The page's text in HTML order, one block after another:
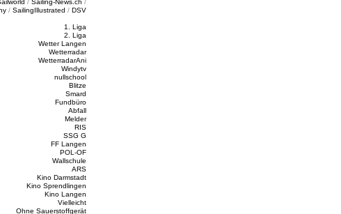
/ Sailing-News.ch /
/ SailingIllustrated / DSV
1. Liga
2. Liga
Wetter Langen
Wetterradar
WetterradarAni
Windytv
nullschool
Blitze
Smard
Fundbüro
Abfall
Melder
RIS
SSG G
FF Langen
POL-OF
Wallschule
ARS
Kino Darmstadt
Kino Sprendlingen
Kino Langen
Vielleicht
Ohne Sauerstoffgerät